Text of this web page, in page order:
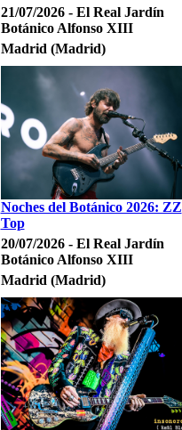
21/07/2026 - El Real Jardín
Botánico Alfonso XIII
Madrid (Madrid)
Noches del Botánico 2026: ZZ
Top
20/07/2026 - El Real Jardín
Botánico Alfonso XIII
Madrid (Madrid)